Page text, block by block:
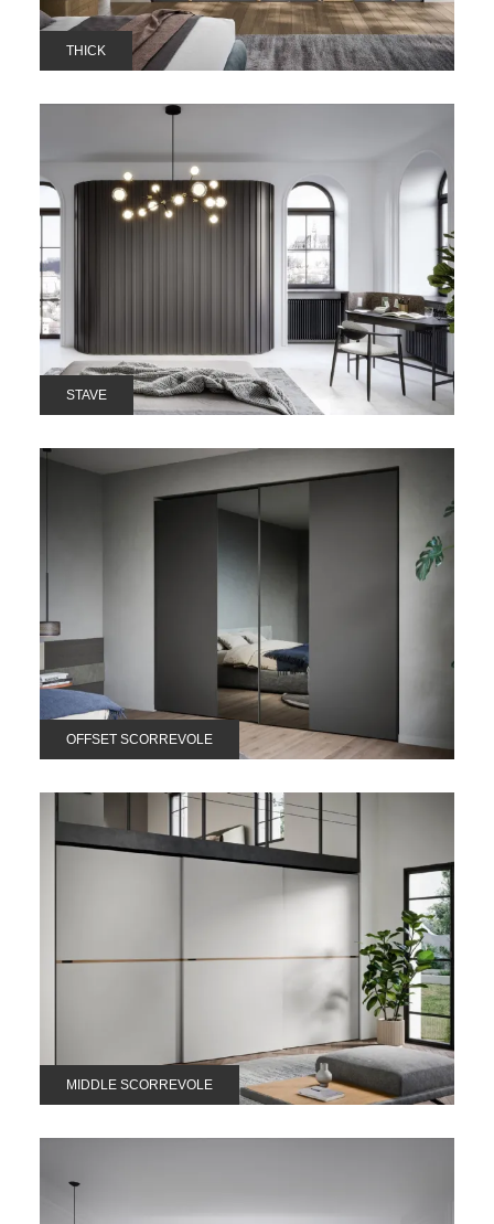
THICK
STAVE
OFFSET SCORREVOLE
MIDDLE SCORREVOLE